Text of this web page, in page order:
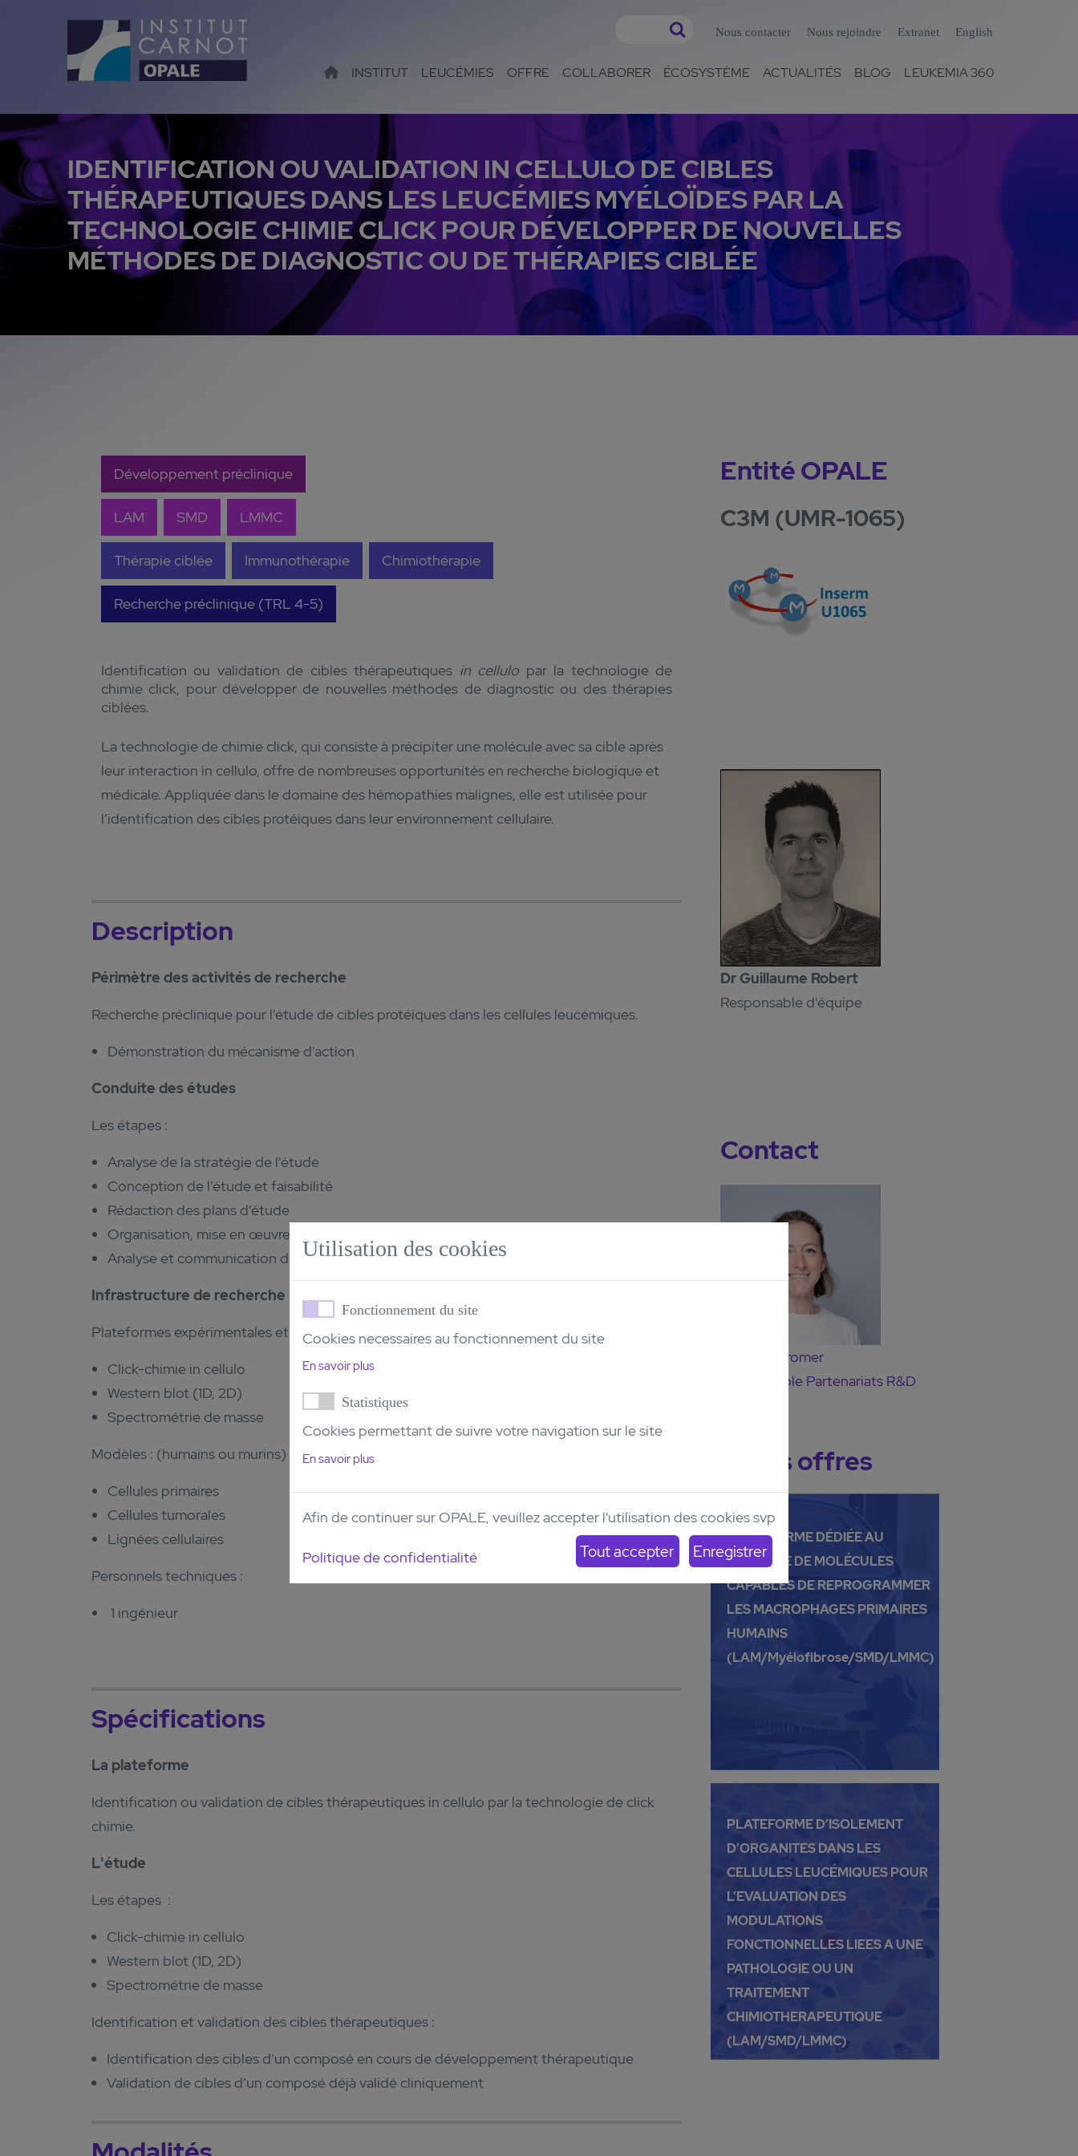
Nous contacter Nous rejoindre Extranet English
INSTITUT LEUCÉMIES OFFRE COLLABORER ÉCOSYSTÈME ACTUALITÉS BLOG LEUKEMIA 360
IDENTIFICATION OU VALIDATION IN CELLULO DE CIBLES
THÉRAPEUTIQUES DANS LES LEUCÉMIES MYÉLOÏDES PAR LA
TECHNOLOGIE CHIMIE CLICK POUR DÉVELOPPER DE NOUVELLES
MÉTHODES DE DIAGNOSTIC OU DE THÉRAPIES CIBLÉE
Développement préclinique
LAM SMD LMMC
Thérapie ciblée Immunothérapie Chimiothérapie
Recherche préclinique (TRL 4-5)
Identification ou validation de cibles thérapeutiques in cellulo par la technologie de
chimie click, pour développer de nouvelles méthodes de diagnostic ou des thérapies
ciblées.
La technologie de chimie click, qui consiste à précipiter une molécule avec sa cible après
leur interaction in cellulo, offre de nombreuses opportunités en recherche biologique et
médicale. Appliquée dans le domaine des hémopathies malignes, elle est utilisée pour
l’identification des cibles protéiques dans leur environnement cellulaire.
Description
Périmètre des activités de recherche
Recherche préclinique pour l'étude de cibles protéiques dans les cellules leucémiques.
Démonstration du mécanisme d'action
Conduite des études
Les étapes :
Analyse de la stratégie de l'étude
Conception de l’étude et faisabilité
Rédaction des plans d’étude
Organisation, mise en œuvre et conduite des études
Analyse et communication des résultats
Infrastructure de recherche
Plateformes expérimentales et d'analyse :
Click-chimie in cellulo
Western blot (1D, 2D)
Spectrométrie de masse
Modèles : (humains ou murins)
Cellules primaires
Cellules tumorales
Lignées cellulaires
Personnels techniques :
1 ingénieur
Spécifications
La plateforme
Identification ou validation de cibles thérapeutiques in cellulo par la technologie de click
chimie.
L'étude
Les étapes :
Click-chimie in cellulo
Western blot (1D, 2D)
Spectrométrie de masse
Identification et validation des cibles thérapeutiques :
Identification des cibles d’un composé en cours de développement thérapeutique
Validation de cibles d’un composé déjà validé cliniquement
Entité OPALE
C3M (UMR-1065)
Dr Guillaume Robert
Responsable d'équipe
Contact
Dr Anne Cromer
Responsable Partenariats R&D
Autres offres
PLATEFORME DÉDIÉE AU
CRIBLAGE DE MOLÉCULES
CAPABLES DE REPROGRAMMER
LES MACROPHAGES PRIMAIRES
HUMAINS
(LAM/Myélofibrose/SMD/LMMC)
PLATEFORME D’ISOLEMENT
D’ORGANITES DANS LES
CELLULES LEUCÉMIQUES POUR
L’EVALUATION DES
MODULATIONS
FONCTIONNELLES LIEES A UNE
PATHOLOGIE OU UN
TRAITEMENT
CHIMIOTHERAPEUTIQUE
(LAM/SMD/LMMC)
Utilisation des cookies
Fonctionnement du site
Cookies necessaires au fonctionnement du site
En savoir plus
Statistiques
Cookies permettant de suivre votre navigation sur le site
En savoir plus
Afin de continuer sur OPALE, veuillez accepter l'utilisation des cookies svp
Politique de confidentialité